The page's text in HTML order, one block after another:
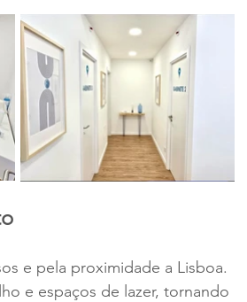
e pela proximidade a Lisboa.
e espaços de lazer, tornando